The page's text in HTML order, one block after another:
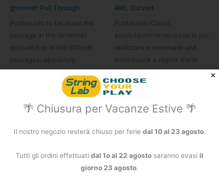
grommet Pull Through
Punteruolo to facilitate the
passage in the Grommet
occluded or in the difficult
passages, absolutely
necessary to realize and to
end a stringing in the rule of
28,90€
AWL Curved
Punteruolo Curvo,
assolutamente necessario per
realizzare e terminare una
incordatura a regola d’arte.
Aggiungi al carrello
26,90
✕
🌴 Chiusura per Vacanze Estive 🌴
Il nostro negozio resterà chiuso per ferie dal 10 al 23 agosto.
Tutti gli ordini effettuati dal 1o al 22 agosto saranno evasi il
giorno 23 agosto.